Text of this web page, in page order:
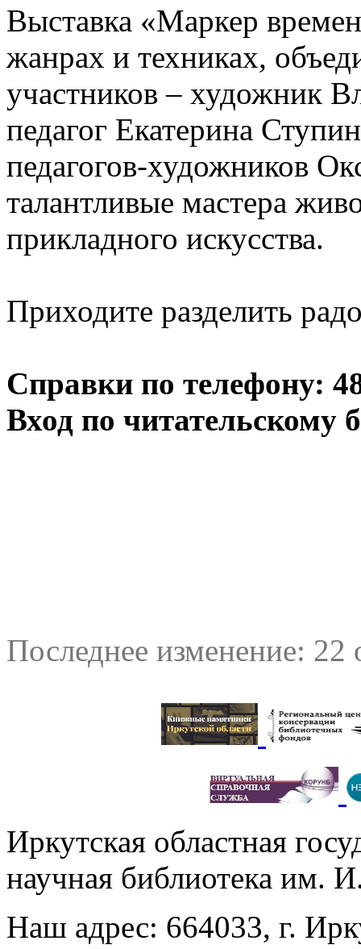
Выставка «Маркер
жанрах и техниках,
участников – художник
педагог Екатерина
педагогов-художников
талантливые мастера
прикладного искусства.
Приходите разделить
Справки по телефону:
Вход по читательскому
Последнее изменение: 22
Иркутская областная
научная библиотека им.
Наш адрес: 664033, г.